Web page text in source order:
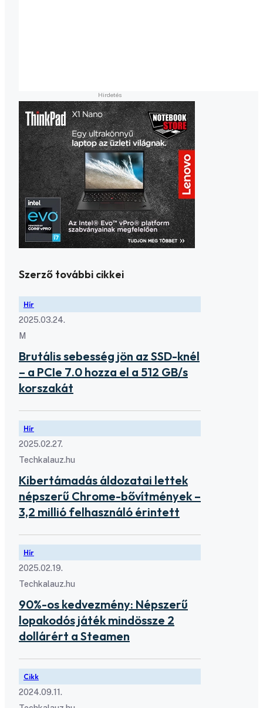
Szerző további cikkei
Hír
2025.03.24.
M
Brutális sebesség jön az SSD-knél
– a PCIe 7.0 hozza el a 512 GB/s
korszakát
Hír
2025.02.27.
Techkalauz.hu
Kibertámadás áldozatai lettek
népszerű Chrome-bővítmények –
3,2 millió felhasználó érintett
Hír
2025.02.19.
Techkalauz.hu
90%-os kedvezmény: Népszerű
lopakodós játék mindössze 2
dollárért a Steamen
Cikk
2024.09.11.